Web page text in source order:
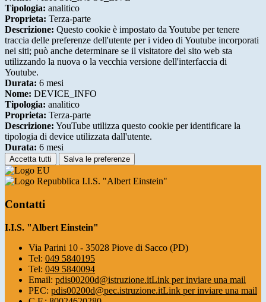
Tipologia: analitico
Proprieta: Terza-parte
Descrizione: Questo cookie è impostato da Youtube per tenere
traccia delle preferenze dell'utente per i video di Youtube incorporati
nei siti; può anche determinare se il visitatore del sito web sta
utilizzando la nuova o la vecchia versione dell'interfaccia di
Youtube.
Durata: 6 mesi
Nome: DEVICE_INFO
Tipologia: analitico
Proprieta: Terza-parte
Descrizione: YouTube utilizza questo cookie per identificare la
tipologia di device utilizzata dall'utente.
Durata: 6 mesi
Accetta tutti Salva le preferenze
I.I.S. "Albert Einstein"
Contatti
I.I.S. "Albert Einstein"
Via Parini 10 - 35028 Piove di Sacco (PD)
Tel: 049 5840195
Tel: 049 5840094
Email: pdis00200d@istruzione.itLink per inviare una mail
PEC: pdis00200d@pec.istruzione.itLink per inviare una mail